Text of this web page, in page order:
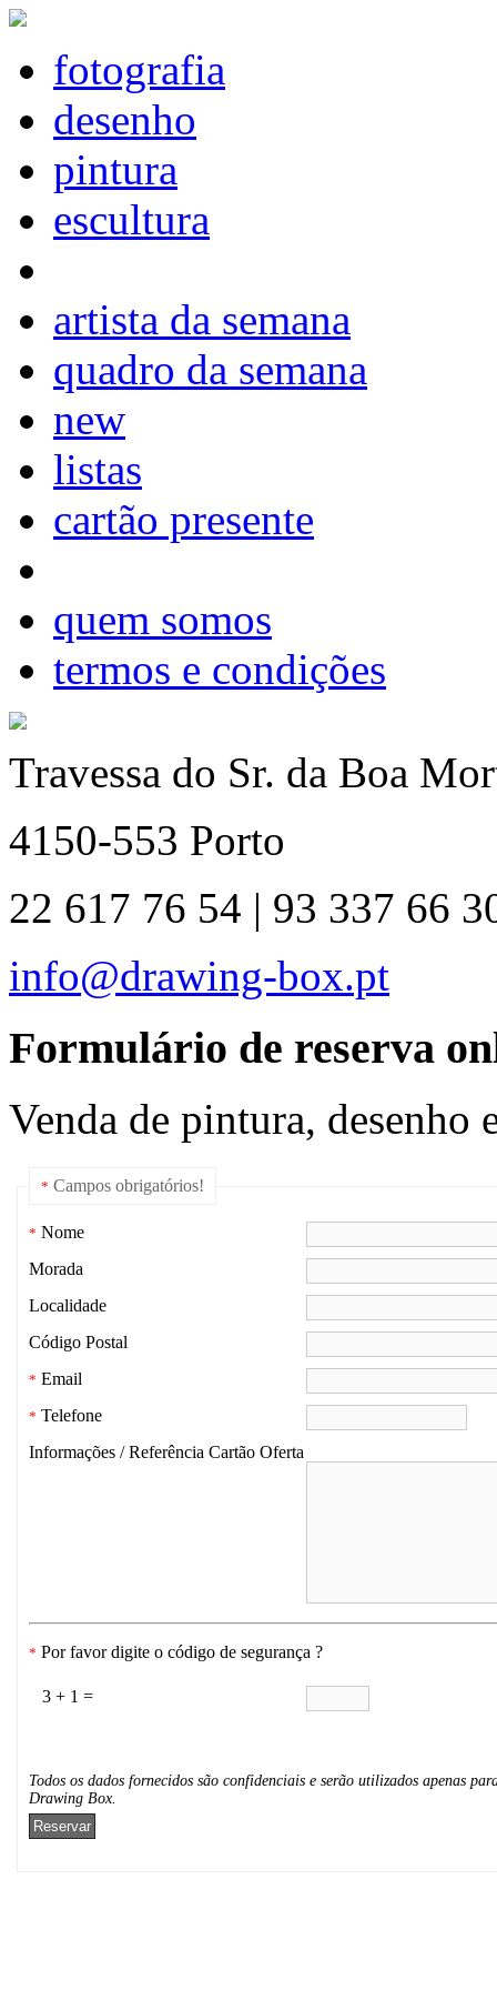
fotografia
desenho
pintura
escultura
artista da semana
quadro da semana
new
listas
cartão presente
quem somos
termos e condições
Travessa do Sr. da Boa
4150-553 Porto
22 617 76 54 | 93 337 66
info@drawing-box.pt
Formulário de reserva
Venda de pintura,
* Campos obrigatórios!
* Nome
Morada
Localidade
Código Postal
* Email
* Telefone
Informações / Referência Cartão Oferta
* Por favor digite o código de segurança ?
3 + 1 =
Todos os dados fornecidos são confidenciais e serão utilizados apenas
Drawing Box.